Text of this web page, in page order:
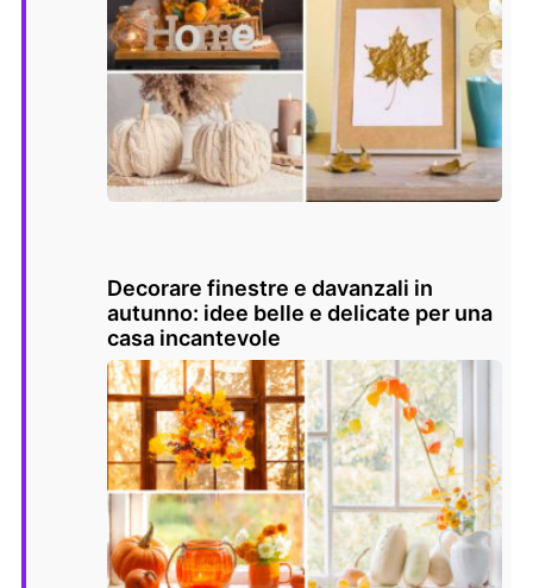
Decorare finestre e davanzali in
autunno: idee belle e delicate per una
casa incantevole